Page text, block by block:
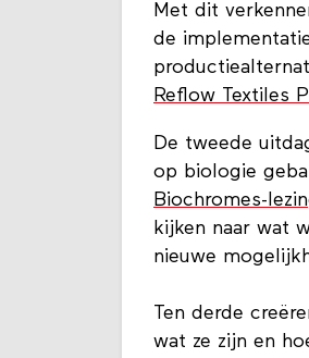
Met dit
de
De tweede
op biologie
Biochromes-
kijken naar wat
Ten derde